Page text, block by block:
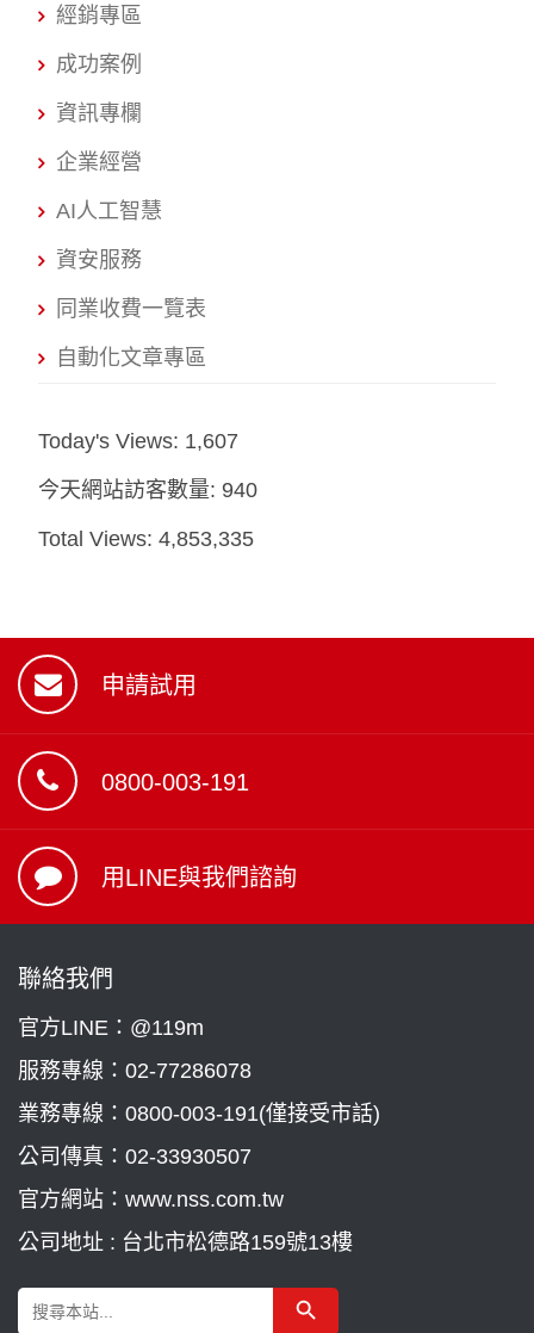
經銷專區
成功案例
資訊專欄
企業經營
AI人工智慧
資安服務
同業收費一覽表
自動化文章專區
Today's Views: 1,607
今天網站訪客數量: 940
Total Views:4,853,335
申請試用
0800-003-191
用LINE與我們諮詢
聯絡我們
官方LINE：@119m
服務專線： 02-77286078
業務專線： 0800-003-191(僅接受市話)
公司傳真：02-33930507
官方網站：www.nss.com.tw
公司地址 : 台北市松德路159號13樓
Search
for:
Search Button